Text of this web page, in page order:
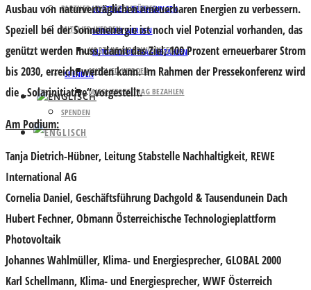
VORTEILE & BEDINGUNGEN
MITGLIED WERDEN
MITGLIEDSBEITRAG BEZAHLEN
SPENDEN
PARTNER UND UNTERSTÜTZER
MITGLIED WERDEN
VORTEILE & BEDINGUNGEN
MITGLIED WERDEN
MITGLIEDSBEITRAG BEZAHLEN
SPENDEN
Ausbau von naturverträglichen erneuerbaren Energien zu verbessern.
Speziell bei der Sonnenenergie ist noch viel Potenzial vorhanden, das
genützt werden muss, damit das Ziel, 100 Prozent erneuerbarer Strom
bis 2030, erreicht werden kann. Im Rahmen der Pressekonferenz wird
die „Solarinitiative“ vorgestellt.
Am Podium:
Tanja Dietrich-Hübner, Leitung Stabstelle Nachhaltigkeit, REWE
International AG
Cornelia Daniel,Geschäftsführung Dachgold & Tausendunein Dach
Hubert Fechner,Obmann Österreichische Technologieplattform
Photovoltaik
Johannes Wahlmüller, Klima- und Energiesprecher, GLOBAL 2000
Karl Schellmann, Klima- und Energiesprecher, WWF Österreich